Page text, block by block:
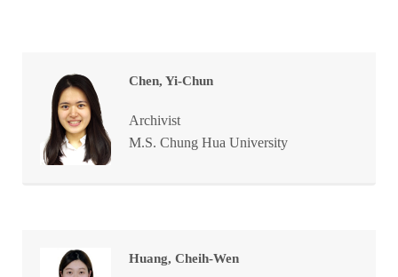
Chen, Yi-Chun
Archivist
M.S. Chung Hua University
Huang, Cheih-Wen